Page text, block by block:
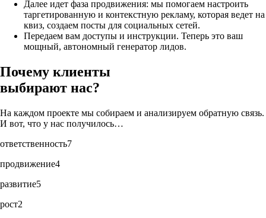
Далее идет фаза продвижения: мы помогаем настроить
таргетированную и контекстную рекламу, которая ведет на
квиз, создаем посты для социальных сетей.
Передаем вам доступы и инструкции. Теперь это ваш
мощный, автономный генератор лидов.
Почему клиенты
выбирают нас?
На каждом проекте мы собираем и анализируем обратную связь.
И вот, что у нас получилось…
ответственность7
продвижение4
развитие5
рост2